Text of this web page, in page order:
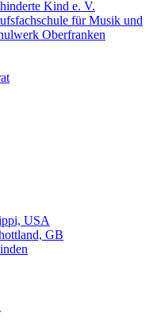
Kind e. V.
für Musik und
Oberfranken
USA
GB